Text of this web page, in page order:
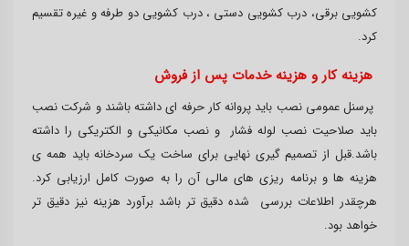
کشویی برقی، درب کشویی دستی ، درب کشویی دو طرفه و غیره تقسیم
کرد.
هزینه کار و هزینه خدمات پس از فروش
پرسنل عمومی نصب باید پروانه کار حرفه ای داشته باشند و شرکت نصب
باید صلاحیت نصب لوله فشار و نصب مکانیکی و الکتریکی را داشته
باشد.قبل از تصمیم گیری نهایی برای ساخت یک سردخانه باید همه ی
هزینه ها و برنامه ریزی های مالی آن را به صورت کامل ارزیابی کرد.
هرچقدر اطلاعات بررسی شده دقیق تر باشد برآورد هزینه نیز دقیق تر
خواهد بود.